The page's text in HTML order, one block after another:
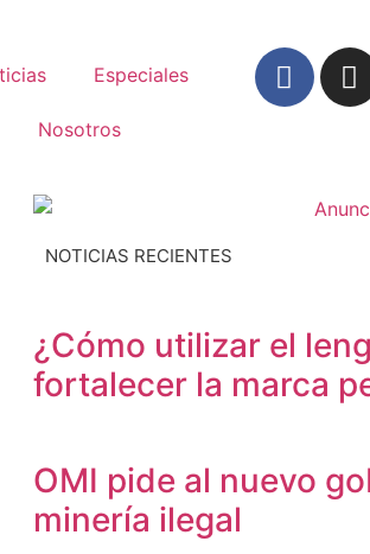
Especiales
Nosotros
NOTICIAS RECIENTES
¿Cómo utilizar el
fortalecer la marca
OMI pide al nuevo
minería ilegal